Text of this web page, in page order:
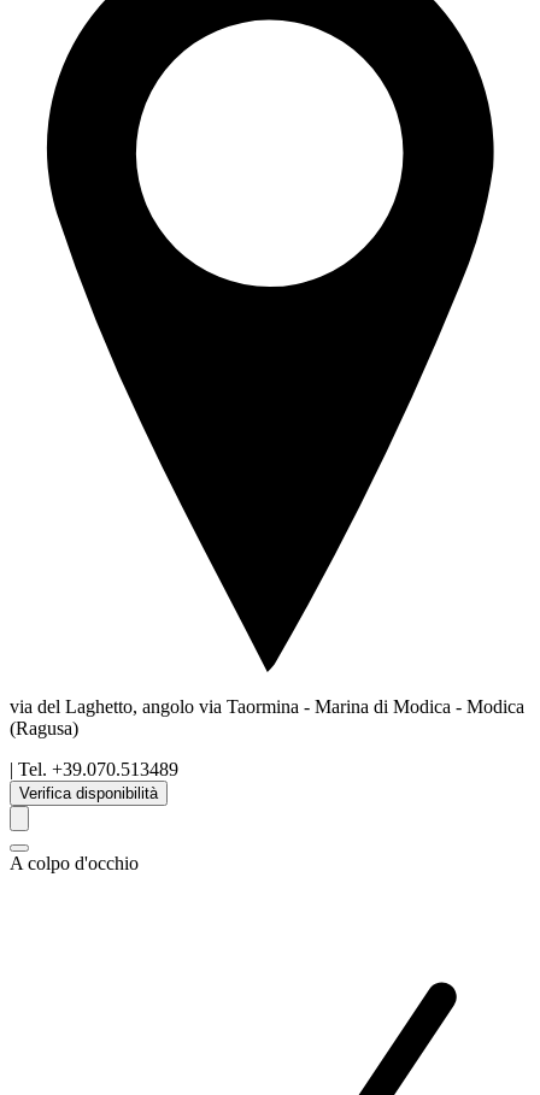
via del Laghetto, angolo via Taormina - Marina di Modica - Modica
(Ragusa)
| Tel. +39.070.513489
Verifica disponibilità
A colpo d'occhio